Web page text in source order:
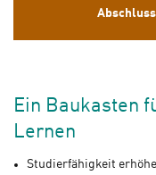
Ein Baukasten
Lernen
Studierfähigkeit